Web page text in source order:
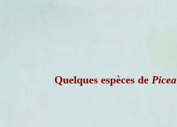
Quelques espèces de Picea